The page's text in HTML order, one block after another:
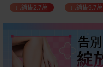
已銷售2.7萬 已銷售9.7萬